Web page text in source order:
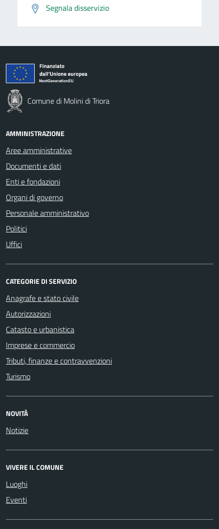
Segnala disservizio
Comune di Molini di Triora
AMMINISTRAZIONE
Aree amministrative
Documenti e dati
Enti e fondazioni
Organi di governo
Personale amministrativo
Politici
Uffici
CATEGORIE DI SERVIZIO
Anagrafe e stato civile
Autorizzazioni
Catasto e urbanistica
Imprese e commercio
Tributi, finanze e contravvenzioni
Turismo
NOVITÀ
Notizie
VIVERE IL COMUNE
Luoghi
Eventi